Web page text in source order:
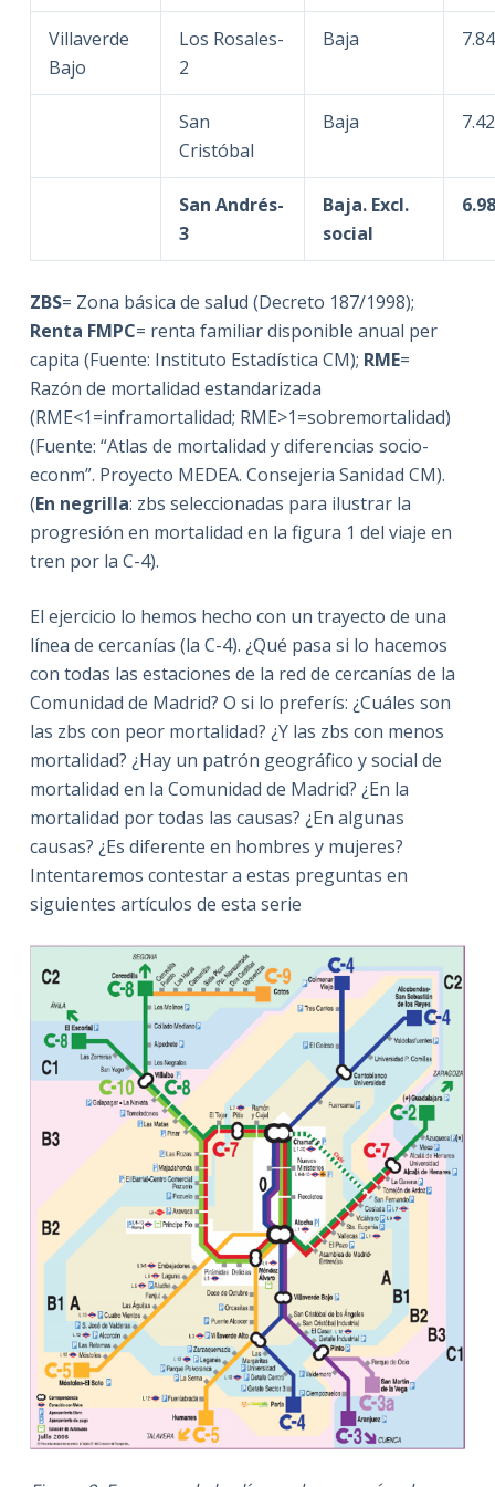
Villaverde
Bajo
Los Rosales-
2
Baja
San
Cristóbal
Baja
San Andrés-
3
Baja. Excl.
social
ZBS= Zona básica de salud (Decreto 187/1998);
Renta FMPC= renta familiar disponible anual per
capita (Fuente: Instituto Estadística CM); RME=
Razón de mortalidad estandarizada
(RME<1=inframortalidad; RME>1=sobremortalidad)
(Fuente: “Atlas de mortalidad y diferencias socio-
econm”. Proyecto MEDEA. Consejeria Sanidad CM).
(En negrilla: zbs seleccionadas para ilustrar la
progresión en mortalidad en la figura 1 del viaje en
tren por la C-4).
El ejercicio lo hemos hecho con un trayecto de una
línea de cercanías (la C-4). ¿Qué pasa si lo hacemos
con todas las estaciones de la red de cercanías de la
Comunidad de Madrid? O si lo preferís: ¿Cuáles son
las zbs con peor mortalidad? ¿Y las zbs con menos
mortalidad? ¿Hay un patrón geográfico y social de
mortalidad en la Comunidad de Madrid? ¿En la
mortalidad por todas las causas? ¿En algunas
causas? ¿Es diferente en hombres y mujeres?
Intentaremos contestar a estas preguntas en
siguientes artículos de esta serie